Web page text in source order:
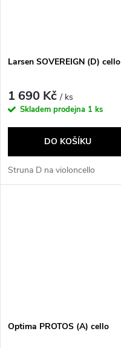
Larsen SOVEREIGN (D) cello
1 690 Kč/ ks
Skladem prodejna 1 ks
DO KOŠÍKU
Struna D na violoncello
Optima PROTOS (A) cello